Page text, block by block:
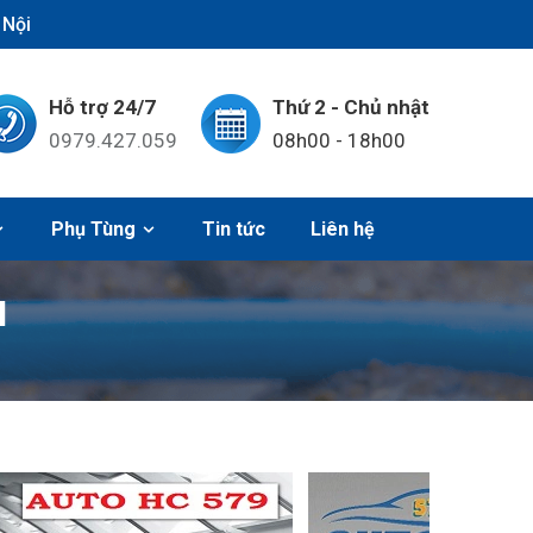
Hỗ trợ 24/7
0979.427.059
Thứ 2 - Chủ nhật
08h00 - 18h00
Phụ Tùng Tin tức Liên hệ